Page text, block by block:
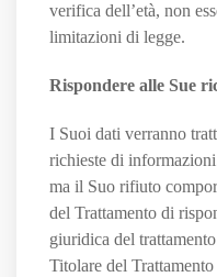
verifica dell’età, non
limitazioni di legge.
Rispondere alle Sue
I Suoi dati verranno
richieste di
ma il Suo rifiuto
del Trattamento di
giuridica del
Titolare del